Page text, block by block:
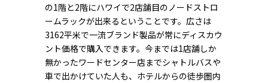
の1階と2階にハワイで2店舗目のノードストロ
ームラックが出来るということです。広さは
3162平米で一流ブランド製品が常にディスカウ
ント価格で購入できます。今までは1店舗しか
無かったワードセンター店までシャトルバスや
車で出かけていた人も、ホテルからの徒歩圏内